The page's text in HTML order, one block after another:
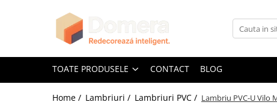
Toate Produsele
Parchet SPC
Riflaje Decorative
TOATE PRODUSELE CONTACT BLOG
Home / Lambriuri / Lambriuri PVC / Lambriu PVC-U Vilo